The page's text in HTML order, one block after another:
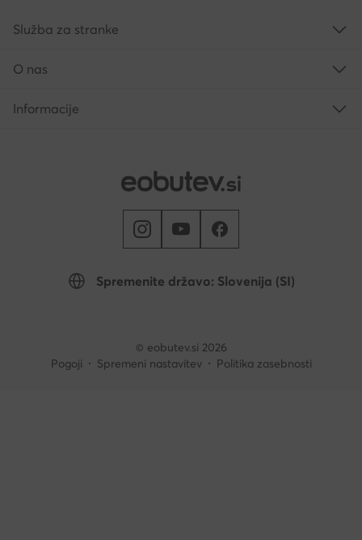
Spremenite državo: Slovenija (SI)
Služba za stranke
O nas
Informacije
© eobutev.si 2026
Pogoji
Spremeni nastavitev Politika zasebnosti